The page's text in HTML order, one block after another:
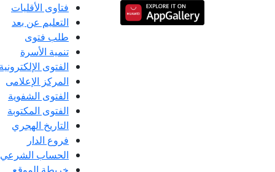
فتاوى الأقليات
التعليم عن بعد
طلب فتوى
تنمية الأسرة
الفتوى الإلكترونية
المركز الإعلامى
الفتوى الشفوية
الفتوى المكتوبة
التاريخ الهجري
فروع الدار
الحساب الشرعي